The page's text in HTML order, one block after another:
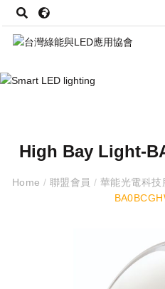
High Bay Light-
Home / 聯盟會員/ 華能光電科技